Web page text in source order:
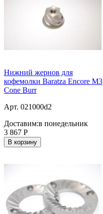
Нижний жернов для
кофемолки Baratza Encore M3
Cone Burr
Арт. 021000d2
Доставим:в понедельник
3 867 Р
В корзину